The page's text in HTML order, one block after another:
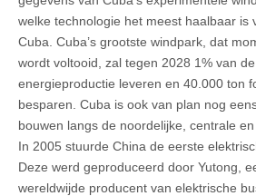
welke technologie het meest haalbaar is
Cuba. Cuba’s grootste windpark, dat
wordt voltooid, zal tegen 2028 1% van
energieproductie leveren en 40.000 ton
besparen. Cuba is ook van plan nog
bouwen langs de noordelijke, centrale
In 2005 stuurde China de eerste
Deze werd geproduceerd door Yutong,
wereldwijde producent van elektrische